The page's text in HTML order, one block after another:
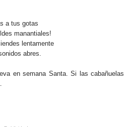
a tus gotas
manantiales!
lentamente
abres.
en semana Santa. Si las cabañuelas